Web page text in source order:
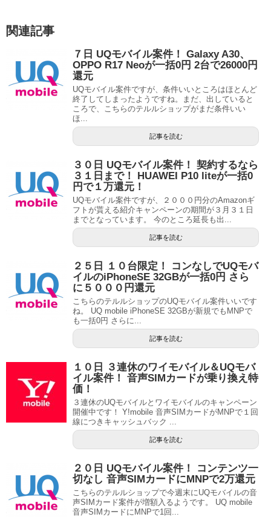
関連記事
７日 UQモバイル案件！ Galaxy A30、
OPPO R17 Neoが一括0円 2台で26000円
還元
UQモバイル案件ですが、条件いいところはほとんど
終了してしまったようですね。まだ、出していると
ころで、こちらのテルルショップがまだ条件いい
ほ...
記事を読む
３０日 UQモバイル案件！ 契約するなら
３１日まで！ HUAWEI P10 liteが一括0
円で１万還元！
UQモバイル案件ですが、２０００円分のAmazonギ
フトが貰える紹介キャンペーンの期間が３月３１日
までとなっています。 今のところ延長も出...
記事を読む
２５日 １０台限定！ コンなしでUQモバ
イルのiPhoneSE 32GBが一括0円 さら
に５０００円還元
こちらのテルルショップのUQモバイル案件いいです
ね。 UQ mobile iPhoneSE 32GBが新規でもMNPで
も一括0円 さらに...
記事を読む
１０日 ３連休のワイモバイル＆UQモバ
イル案件！ 音声SIMカードが乗り換え特
価！
３連休のUQモバイルとワイモバイルのキャンペーン
開催中です！ Y!mobile 音声SIMカードがMNPで１回
線につきキャッシュバック ...
記事を読む
２０日 UQモバイル案件！ コンテンツ一
切なし 音声SIMカードにMNPで2万還元
こちらのテルルショップで今週末にUQモバイルの音
声SIMカード案件が増額入るようです。 UQ mobile
音声SIMカードにMNPで1回...